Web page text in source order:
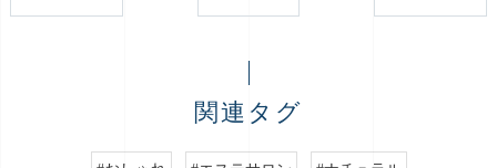
関連タグ